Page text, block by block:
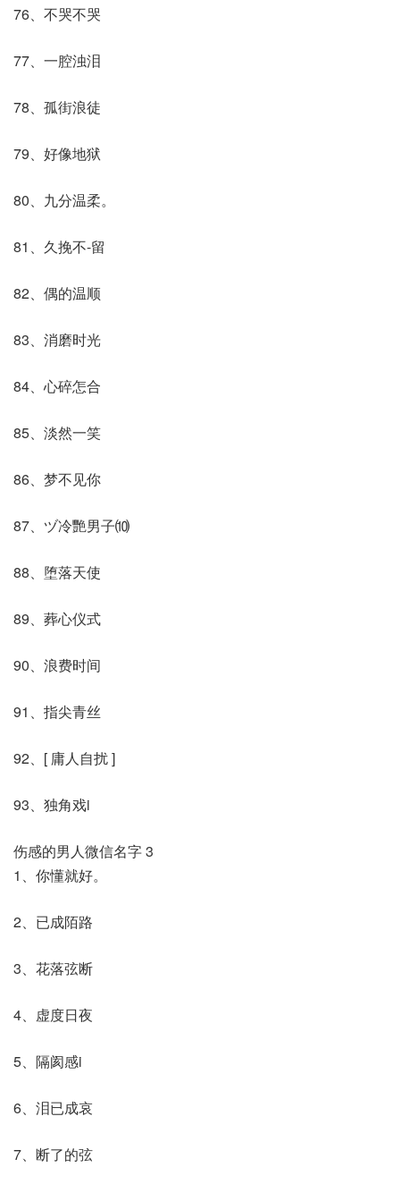
76、不哭不哭
77、一腔浊泪
78、孤街浪徒
79、好像地狱
80、九分温柔。
81、久挽不-留
82、偶的温顺
83、消磨时光
84、心碎怎合
85、淡然一笑
86、梦不见你
87、ヅ冷艷男子⑽
88、堕落天使
89、葬心仪式
90、浪费时间
91、指尖青丝
92、[ 庸人自扰 ]
93、独角戏i
伤感的男人微信名字 3
1、你懂就好。
2、已成陌路
3、花落弦断
4、虚度日夜
5、隔阂感i
6、泪已成哀
7、断了的弦